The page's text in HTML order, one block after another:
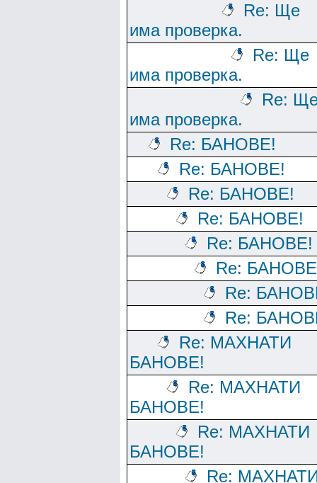
Re: Ще
има проверка.
Re: Ще
има проверка.
Re:
има проверка.
Re: БАНОВЕ!
Re: БАНОВЕ!
Re: БАНОВЕ!
Re: БАНОВЕ!
Re: БАНОВЕ!
Re:
Re:
Re:
Re: МАХНАТИ
БАНОВЕ!
Re: МАХНАТИ
БАНОВЕ!
Re: МАХНАТИ
БАНОВЕ!
Re: